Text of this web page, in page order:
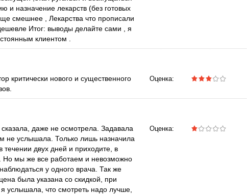
и назначение лекарств (без готовых
смешнее , Лекарства что прописали
Итог: выводы делайте сами , я
клиентом .
критически нового и существенного
Оценка:
даже не осмотрела. Задавала
не услышала. Только лишь назначила
течении двух дней и приходите, в
Но мы же все работаем и невозможно
у одного врача. Так же
была указана со скидкой, при
услышала, что смотреть надо лучше,
Оценка: